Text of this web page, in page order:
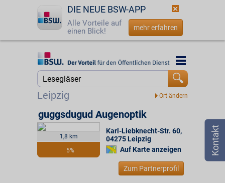
DIE NEUE BSW-APP
Alle Vorteile auf
einen Blick!
mehr erfahren
Startseite
Jetzt BSW-Mitglied werden
☎ 0800 - 279 25 82
Leipzig
Startseite
Suche
1,8 km
5%
guggsdugud Augenoptik
Karl-Liebknecht-Str. 60,
04275 Leipzig
Auf Karte anzeigen
Zum Partnerprofil